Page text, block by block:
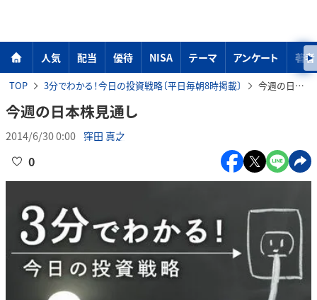
人気 配当 優待 NISA テーマ アンケート 著者
TOP 3分でわかる！今日の投資戦略〔平日毎朝8時掲載〕 今週の日本株見通し
今週の日本株見通し
2014/6/30 0:00 窪田 真之
0